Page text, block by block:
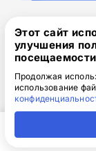
.doc,
Скачайте
электронной
Обязательно
Наш
Этот сайт
улучшения
посещаемости
Продолжая
использование